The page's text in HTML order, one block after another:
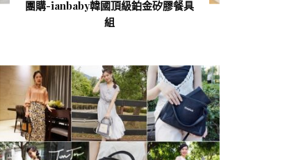
團購-ianbaby韓國頂級鉑金矽膠餐具
組